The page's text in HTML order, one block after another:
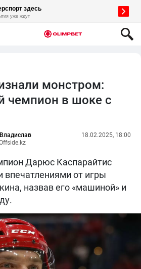
монстром:
чемпион в шоке с
18.02.2025, 18:00
Дарюс Каспарайтис
впечатлениями от игры
назвав его «машиной» и